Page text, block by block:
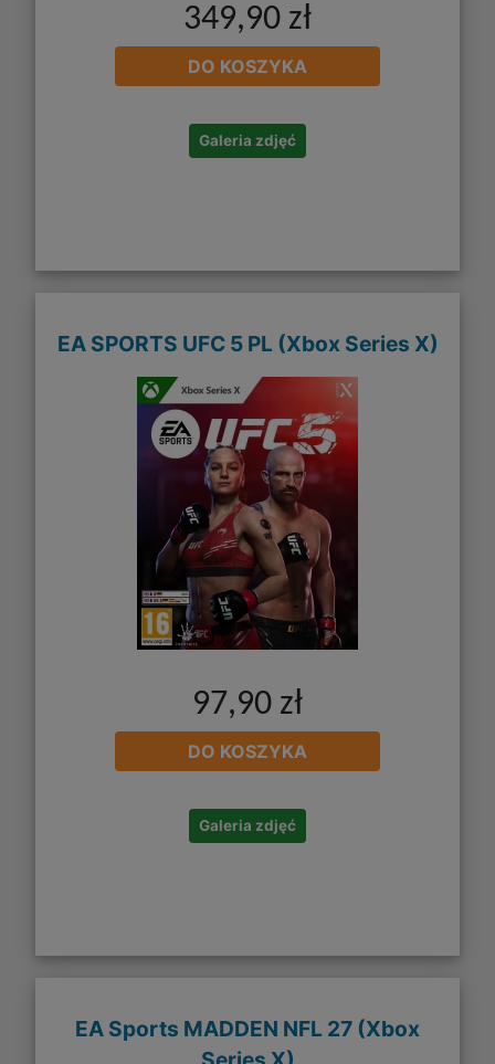
349,90 zł
DO KOSZYKA
Galeria zdjęć
EA SPORTS UFC 5 PL (Xbox Series X)
97,90 zł
DO KOSZYKA
Galeria zdjęć
EA Sports MADDEN NFL 27 (Xbox